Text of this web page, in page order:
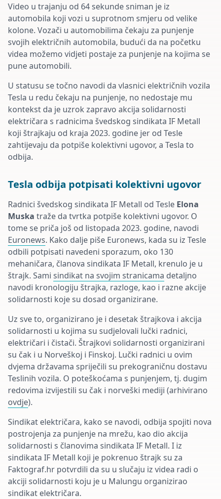
Video u trajanju od 64 sekunde sniman je iz
automobila koji vozi u suprotnom smjeru od velike
kolone. Vozači u automobilima čekaju za punjenje
svojih električnih automobila, budući da na početku
videa možemo vidjeti postaje za punjenje na kojima se
pune automobili.
U statusu se točno navodi da vlasnici električnih vozila
Tesla u redu čekaju na punjenje, no nedostaje mu
kontekst da je uzrok zapravo akcija solidarnosti
električara s radnicima švedskog sindikata IF Metall
koji štrajkaju od kraja 2023. godine jer od Tesle
zahtijevaju da potpiše kolektivni ugovor, a Tesla to
odbija.
Tesla odbija potpisati kolektivni ugovor
Radnici švedskog sindikata IF Metall od Tesle Elona
Muska traže da tvrtka potpiše kolektivni ugovor. O
tome se priča još od listopada 2023. godine, navodi
Euronews. Kako dalje piše Euronews, kada su iz Tesle
odbili potpisati navedeni sporazum, oko 130
mehaničara, članova sindikata IF Metall, krenulo je u
štrajk. Sami sindikat na svojim stranicama detaljno
navodi kronologiju štrajka, razloge, kao i razne akcije
solidarnosti koje su dosad organizirane.
Uz sve to, organizirano je i desetak štrajkova i akcija
solidarnosti u kojima su sudjelovali lučki radnici,
električari i čistači. Štrajkovi solidarnosti organizirani
su čak i u Norveškoj i Finskoj. Lučki radnici u ovim
dvjema državama spriječili su prekograničnu dostavu
Teslinih vozila. O poteškoćama s punjenjem, tj. dugim
redovima izvijestili su čak i norveški mediji (arhivirano
ovdje).
Sindikat električara, kako se navodi, odbija spojiti nova
postrojenja za punjenje na mrežu, kao dio akcija
solidarnosti s članovima sindikata IF Metall. I iz
sindikata IF Metall koji je pokrenuo štrajk su za
Faktograf.hr potvrdili da su u slučaju iz videa radi o
akciji solidarnosti koju je u Malungu organizirao
sindikat električara.